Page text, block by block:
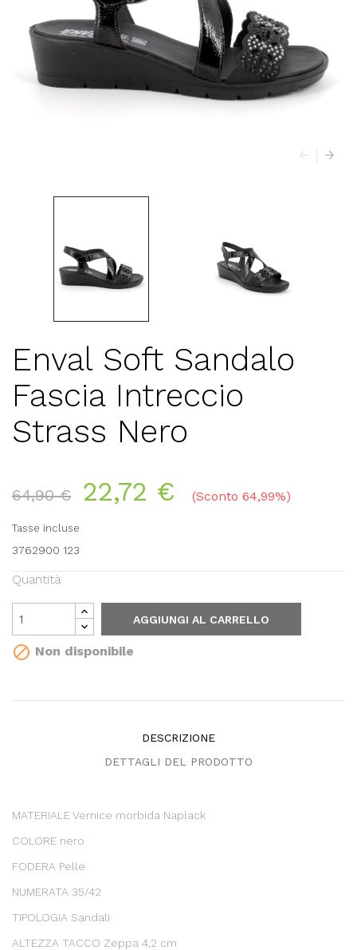
Enval Soft Sandalo
Fascia Intreccio
Strass Nero
64,90 € 22,72 € Sconto 64,99%
Tasse incluse
3762900 123
Quantità
AGGIUNGI AL CARRELLO
 Non disponibile
DESCRIZIONE
DETTAGLI DEL PRODOTTO
MATERIALE Vernice morbida Naplack
COLORE nero
FODERA Pelle
NUMERATA 35/42
TIPOLOGIA Sandali
ALTEZZA TACCO Zeppa 4,2 cm